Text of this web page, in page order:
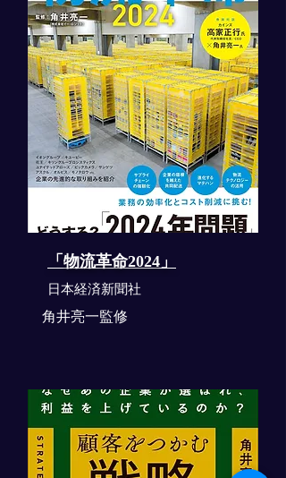
「物流革命2024」
​日本経済新聞社
角井亮一監修